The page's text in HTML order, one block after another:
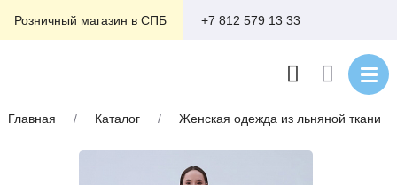
Розничный магазин в СПБ +7 812 579 13 33
Главная / Каталог / Женская одежда из льняной ткани